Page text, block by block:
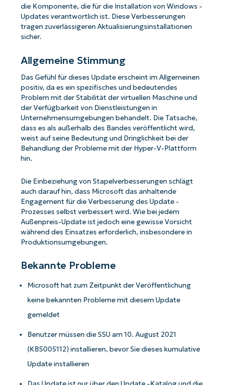
die Komponente, die für die Installation von Windows -
Updates verantwortlich ist. Diese Verbesserungen
tragen zuverlässigeren Aktualisierungsinstallationen
sicher.
Allgemeine Stimmung
Das Gefühl für dieses Update erscheint im Allgemeinen
positiv, da es ein spezifisches und bedeutendes
Problem mit der Stabilität der virtuellen Maschine und
der Verfügbarkeit von Dienstleistungen in
Unternehmensumgebungen behandelt. Die Tatsache,
dass es als außerhalb des Bandes veröffentlicht wird,
weist auf seine Bedeutung und Dringlichkeit bei der
Behandlung der Probleme mit der Hyper-V-Plattform
hin.
Die Einbeziehung von Stapelverbesserungen schlägt
auch darauf hin, dass Microsoft das anhaltende
Engagement für die Verbesserung des Update -
Prozesses selbst verbessert wird. Wie bei jedem
Außenpreis-Update ist jedoch eine gewisse Vorsicht
während des Einsatzes erforderlich, insbesondere in
Produktionsumgebungen.
Bekannte Probleme
Microsoft hat zum Zeitpunkt der Veröffentlichung
keine bekannten Probleme mit diesem Update
gemeldet
Benutzer müssen die SSU am 10. August 2021
(KB5005112) installieren, bevor Sie dieses kumulative
Update installieren